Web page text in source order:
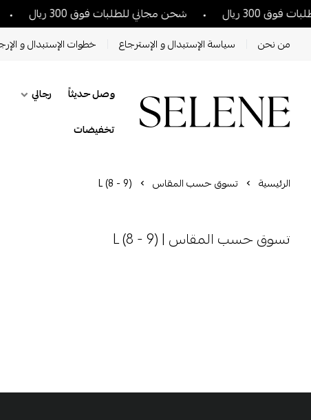
300 ريال شحن مجاني للطلبات فوق 300 ريال
من نحن سياسة الإستبدال و الإسترجاع خطوات الإستبدال و
وصل حديثاً رجالي
تخفيضات
الرئيسية تسوق حسب المقاس L (8 - 9)
تسوق حسب المقاس | L (8 - 9)